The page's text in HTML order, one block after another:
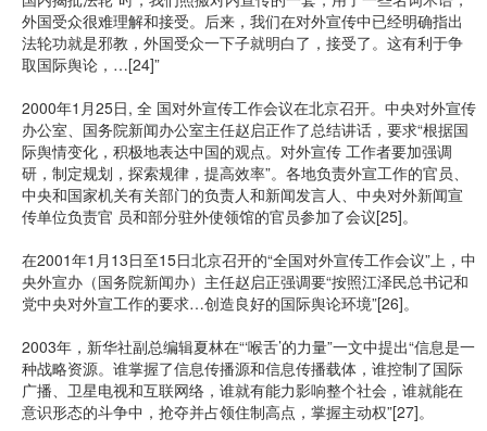
外国受众很难理解和接受。后来，我们在对外宣传中已经明确指出
法轮功就是邪教，外国受众一下子就明白了，接受了。这有利于争
取国际舆论，…[24]”
2000年1月25日, 全 国对外宣传工作会议在北京召开。中央对外宣传
办公室、国务院新闻办公室主任赵启正作了总结讲话，要求“根据国
际舆情变化，积极地表达中国的观点。对外宣传 工作者要加强调
研，制定规划，探索规律，提高效率”。各地负责外宣工作的官员、
中央和国家机关有关部门的负责人和新闻发言人、中央对外新闻宣
传单位负责官 员和部分驻外使领馆的官员参加了会议[25]。
在2001年1月13日至15日北京召开的“全国对外宣传工作会议”上，中
央外宣办（国务院新闻办）主任赵启正强调要“按照江泽民总书记和
党中央对外宣工作的要求…创造良好的国际舆论环境”[26]。
2003年，新华社副总编辑夏林在“‘喉舌’的力量”一文中提出“信息是一
种战略资源。谁掌握了信息传播源和信息传播载体，谁控制了国际
广播、卫星电视和互联网络，谁就有能力影响整个社会，谁就能在
意识形态的斗争中，抢夺并占领住制高点，掌握主动权”[27]。